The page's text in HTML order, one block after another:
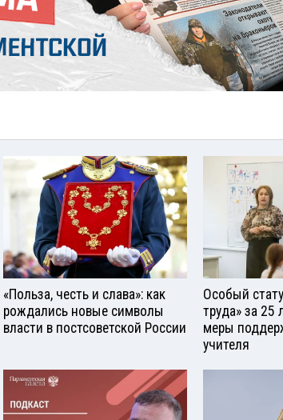
«Польза, честь и слава»: как
рождались новые символы
власти в постсоветской России
Особый
труда» за 25
меры
учителя